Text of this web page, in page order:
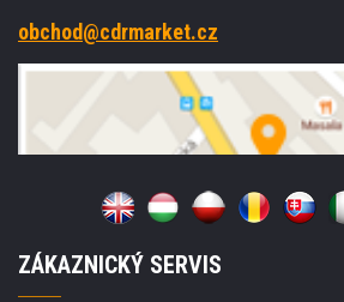
obchod@cdrmarket.cz
ZÁKAZNICKÝ SERVIS